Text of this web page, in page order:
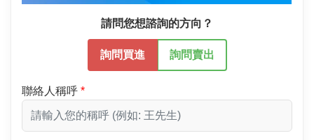
請問您想諮詢的方向？
詢問買進 詢問賣出
聯絡人稱呼